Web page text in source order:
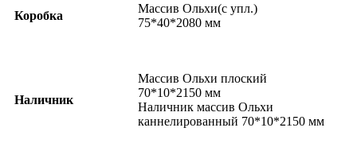
Коробка
Массив Ольхи(с упл.)
75*40*2080 мм
Наличник
Массив Ольхи плоский
70*10*2150 мм
Наличник массив Ольхи
каннелированный 70*10*2150 мм